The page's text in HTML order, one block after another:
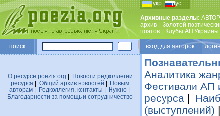
укр рус
Архивные разделы:
архив
Золотой
поэтов
Клубы АП Украины
поиск вход для авторов
О ресурсе poezia.org
Новости редколлегии
ресурса
Общий архив новостей
Новым
авторам| Редколлегия, контакты Нужно|
Благодарности за помощь и сотрудничество
Аналитика
Фестивали АП
ресурса |
(выступлений)